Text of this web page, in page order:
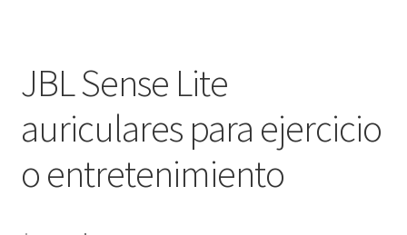
JBL Sense Lite
auriculares para ejercicio
o entretenimiento